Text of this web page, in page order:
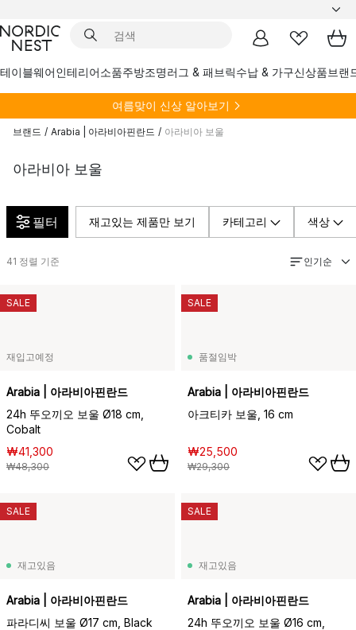
테이블웨어인테리어소품주방조명러그 & 패브릭수납 & 가구신상품브랜
여름맞이 신상 알아보기
브랜드 / Arabia | 아라비아핀란드 / 아라비아 보울
아라비아 보울
필터 재고있는 제품만 보기 카테고리 색상
41 정렬 기준 인기순
재입고예정
Arabia | 아라비아핀란드
24h 뚜오끼오 보울 Ø18 cm,
Cobalt
₩41,300
₩48,300
SALE
품절임박
Arabia | 아라비아핀란드
아크티카 보울, 16 cm
₩25,500
₩29,300
SALE
재고있음
Arabia | 아라비아핀란드
파라디씨 보울 Ø17 cm, Black
SALE
재고있음
Arabia | 아라비아핀란드
24h 뚜오끼오 보울 Ø16 cm,
SALE